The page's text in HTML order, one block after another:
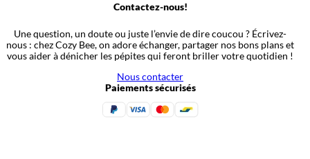
Contactez-nous!
Une question, un doute ou juste l’envie de dire coucou ? Écrivez-
nous : chez Cozy Bee, on adore échanger, partager nos bons plans et
vous aider à dénicher les pépites qui feront briller votre quotidien !
Nous contacter
Paiements sécurisés